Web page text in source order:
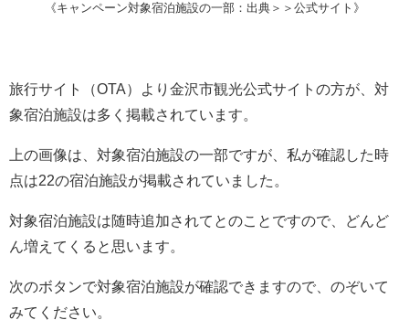
《キャンペーン対象宿泊施設の一部：出典＞＞公式サイト》
旅行サイト（OTA）より金沢市観光公式サイトの方が、対
象宿泊施設は多く掲載されています。
上の画像は、対象宿泊施設の一部ですが、私が確認した時
点は22の宿泊施設が掲載されていました。
対象宿泊施設は随時追加されてとのことですので、どんど
ん増えてくると思います。
次のボタンで対象宿泊施設が確認できますので、のぞいて
みてください。